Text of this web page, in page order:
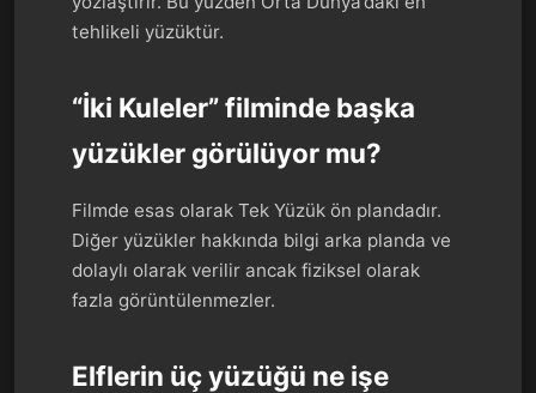
tehlikeli yüzüktür.
“İki Kuleler” filminde başka
yüzükler görülüyor mu?
Filmde esas olarak Tek Yüzük ön plandadır.
Diğer yüzükler hakkında bilgi arka planda ve
dolaylı olarak verilir ancak fiziksel olarak
fazla görüntülenmezler.
Elflerin üç yüzüğü ne işe